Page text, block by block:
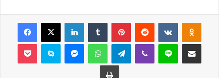
Facebook
X LinkedInTumblr PinterestReddit VKontakte
Pocket Skype MessengerWhatsAppTelegramViber Line E-Posta ile
Yazdır